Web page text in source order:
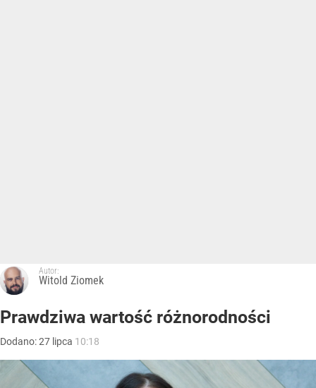
Autor:
Witold Ziomek
Prawdziwa wartość różnorodności
Dodano:27 lipca 10:18